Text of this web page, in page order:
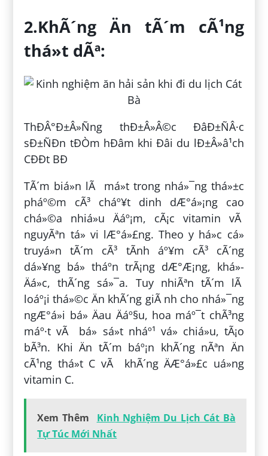
2.KhÃ´ng Än tÃ´m cÃ¹ng
thá»t dÃª:
ThÐÂ°Ð±Â»Ñng thÐ±Â»Â©c ÐâÐ±ÑÂ·c
sÐ±ÑÐn tÐÒm hÐâm khi Ðâi du lÐ±Â»â¹ch
CÐÐt BÐ
TÃ´m biá»n lÃ má»t trong nhá»¯ng thá»±c
pháº©m cÃ³ cháº¥t dinh dÆ°á»¡ng cao
chá»©a nhiá»u Äáº¡m, cÃ¡c vitamin vÃ
nguyÃªn tá» vi lÆ°á»£ng. Theo y há»c cá»
truyá»n tÃ´m cÃ³ tÃ­nh áº¥m cÃ³ cÃ´ng
dá»¥ng bá» tháº­n trÃ¡ng dÆ°Æ¡ng, khá»­
Äá»c, thÃ´ng sá»¯a. Tuy nhiÃªn tÃ´m lÃ
loáº¡i thá»©c Än khÃ´ng giÃ nh cho nhá»¯ng
ngÆ°á»i bá» Äau Äáº§u, hoa máº¯t chÃ³ng
máº·t vÃ bá» sá»t nháº¹ vá» chiá»u, tÃ¡o
bÃ³n. Khi Än tÃ´m báº¡n khÃ´ng nÃªn Än
cÃ¹ng thá»t C vÃ khÃ´ng ÄÆ°á»£c uá»ng
vitamin C.
Xem Thêm
Kinh Nghiệm Du Lịch Cát Bà
Tự Túc Mới Nhất